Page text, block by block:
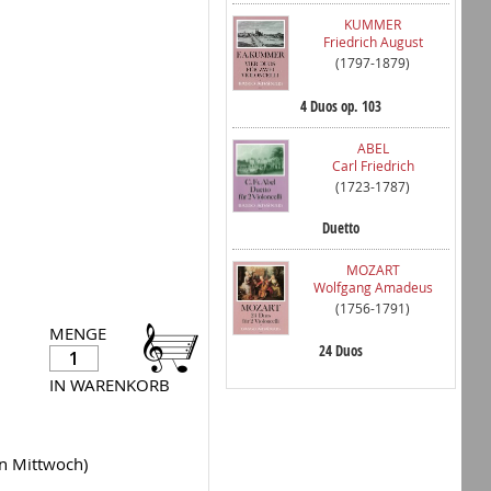
MENGE
IN WARENKORB
Mittwoch)
KUMMER
Friedrich August
(1797-1879)
4 Duos op. 103
ABEL
Carl Friedrich
(1723-1787)
Duetto
MOZART
Wolfgang Amadeus
(1756-1791)
24 Duos